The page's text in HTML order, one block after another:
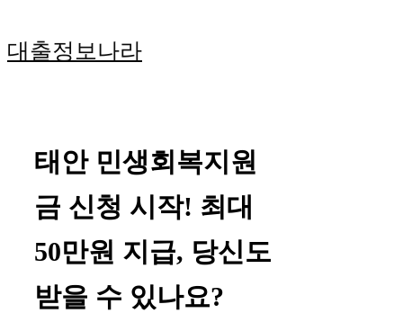
대출정보나라
태안 민생회복지원
금 신청 시작! 최대
50만원 지급, 당신도
받을 수 있나요?